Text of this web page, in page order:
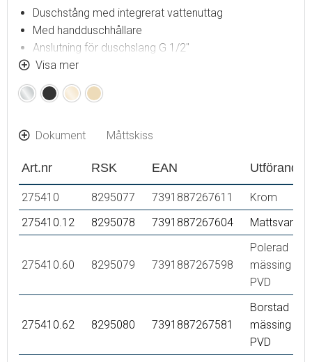
Duschstång med integrerat vattenuttag
Med handduschhållare
Anslutning för duschslang G 1/2"
Återströmningsskydd enligt EU-standard SS-EN 1717
Visa mer
KromMattsvart
Polerad
(PVD)
Borstad
(PVD)
Dokument Måttskiss
Art.nr RSK EAN Utförande
275410 8295077 7391887267611
Krom
275410.12
8295078 7391887267604 Mattsvart
275410.60 8295079 7391887267598
Polerad
mässing
PVD
275410.62 8295080 7391887267581
Borstad
mässing
PVD